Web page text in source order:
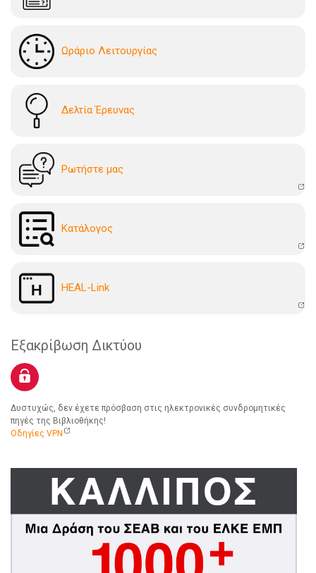
Ωράριο Λειτουργίας
Δελτία Έρευνας
Ρωτήστε μας
Kατάλογoς
HEAL-Link
Εξακρίβωση Δικτύου
Δυστυχώς, δεν έχετε πρόσβαση στις ηλεκτρονικές συνδρομητικές
πηγές της Βιβλιοθήκης!
Οδηγίες VPN